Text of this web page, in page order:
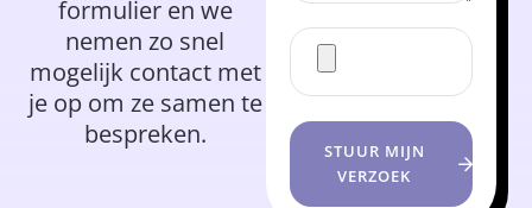
formulier en we
nemen zo snel
mogelijk contact met
je op om ze samen te
bespreken.
STUUR MIJN
VERZOEK